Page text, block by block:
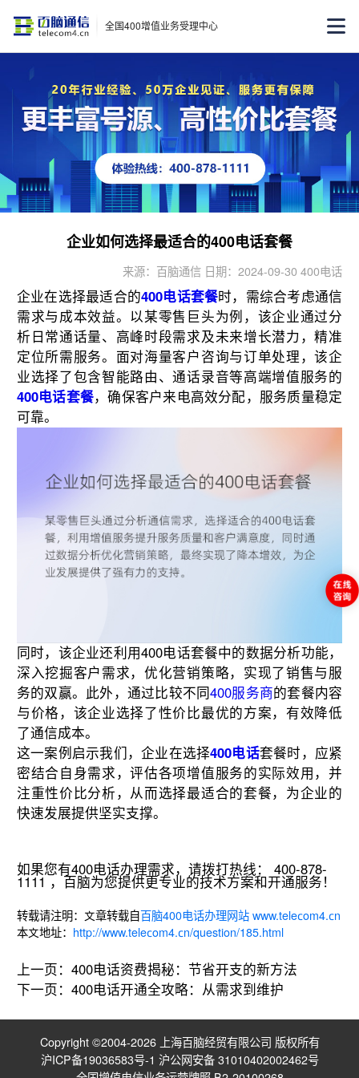
全国400增值业务受理中心
企业如何选择最适合的400电话套餐
来源：百脑通信 日期：2024-09-30 400电话
企业在选择最适合的400电话套餐时，需综合考虑通信
需求与成本效益。以某零售巨头为例，该企业通过分
析日常通话量、高峰时段需求及未来增长潜力，精准
定位所需服务。面对海量客户咨询与订单处理，该企
业选择了包含智能路由、通话录音等高端增值服务的
400电话套餐，确保客户来电高效分配，服务质量稳定
可靠。
同时，该企业还利用400电话套餐中的数据分析功能，
深入挖掘客户需求，优化营销策略，实现了销售与服
务的双赢。此外，通过比较不同400服务商的套餐内容
与价格，该企业选择了性价比最优的方案，有效降低
了通信成本。
这一案例启示我们，企业在选择400电话套餐时，应紧
密结合自身需求，评估各项增值服务的实际效用，并
注重性价比分析，从而选择最适合的套餐，为企业的
快速发展提供坚实支撑。
如果您有400电话办理需求，请拨打热线： 400-878-
1111 ，百脑为您提供更专业的技术方案和开通服务！
转载请注明：文章转载自百脑400电话办理网站 www.telecom4.cn
本文地址： http://www.telecom4.cn/question/185.html
上一页： 400电话资费揭秘：节省开支的新方法
下一页： 400电话开通全攻略：从需求到维护
Copyright ©2004-2026 上海百脑经贸有限公司 版权所有
沪ICP备19036583号-1 沪公网安备 31010402002462号